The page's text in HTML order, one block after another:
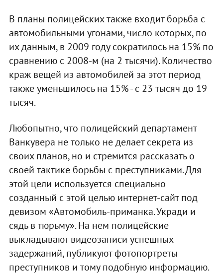
В планы полицейских также входит борьба с
автомобильными угонами, число которых, по
их данным, в 2009 году сократилось на 15% по
сравнению с 2008-м (на 2 тысячи). Количество
краж вещей из автомобилей за этот период
также уменьшилось на 15% - с 23 тысяч до 19
тысяч.
Любопытно, что полицейский департамент
Ванкувера не только не делает секрета из
своих планов, но и стремится рассказать о
своей тактике борьбы с преступниками. Для
этой цели используется специально
созданный с этой целью интернет-сайт под
девизом «Автомобиль-приманка. Укради и
сядь в тюрьму». На нем полицейские
выкладывают видеозаписи успешных
задержаний, публикуют фотопортреты
преступников и тому подобную информацию.